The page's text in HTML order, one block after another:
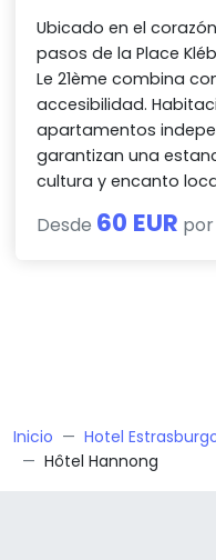
Ubicado en el
pasos de la Place
Le 21ème combina
accesibilidad.
apartamentos
garantizan una
cultura y encanto
Desde 60 EUR
Inicio Hotel
Hôtel Hannong